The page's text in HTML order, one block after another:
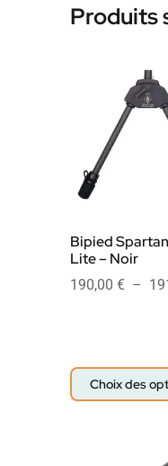
Produits
Bipied
Lite – Noir
190,00 € –
Choix des